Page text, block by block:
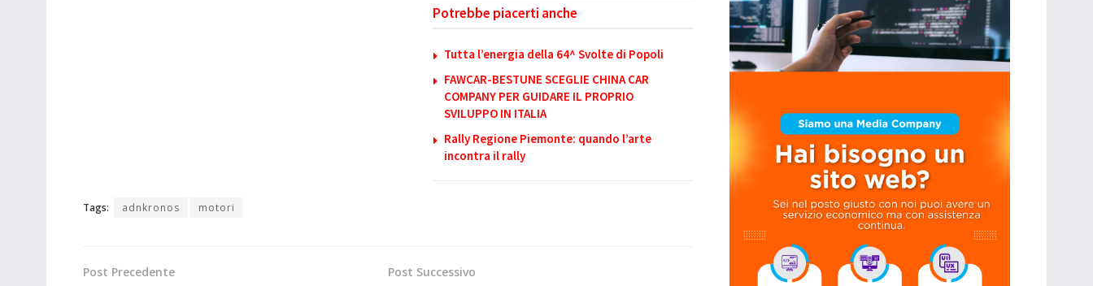
Potrebbe piacerti anche
Tutta l’energia della 64^ Svolte di Popoli
FAWCAR-BESTUNE SCEGLIE CHINA CAR
COMPANY PER GUIDARE IL PROPRIO
SVILUPPO IN ITALIA
Rally Regione Piemonte: quando l’arte
incontra il rally
Tags: adnkronos motori
Post Precedente Post Successivo